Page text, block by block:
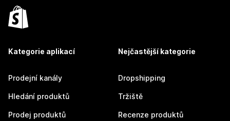
Kategorie aplikací
Prodejní kanály
Hledání produktů
Prodej produktů
Nejčastější kategorie
Dropshipping
Tržiště
Recenze produktů